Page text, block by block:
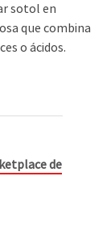
sotol en
que combina
o ácidos.
de